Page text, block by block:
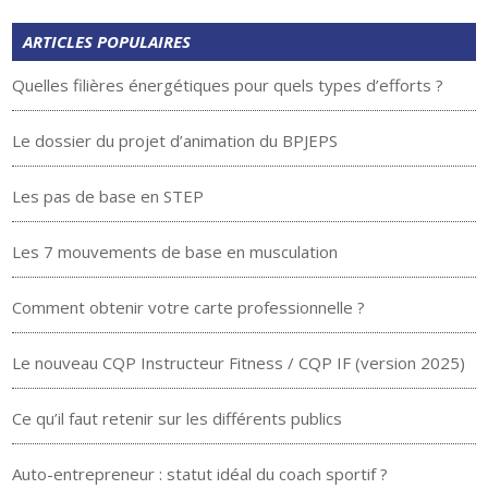
ARTICLES POPULAIRES
Quelles filières énergétiques pour quels types d’efforts ?
Le dossier du projet d’animation du BPJEPS
Les pas de base en STEP
Les 7 mouvements de base en musculation
Comment obtenir votre carte professionnelle ?
Le nouveau CQP Instructeur Fitness / CQP IF (version 2025)
Ce qu’il faut retenir sur les différents publics
Auto-entrepreneur : statut idéal du coach sportif ?